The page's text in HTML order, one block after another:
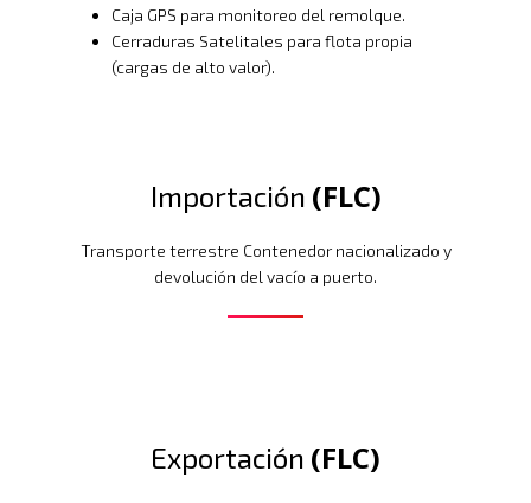
Caja GPS para monitoreo del remolque.
Cerraduras Satelitales para flota propia
(cargas de alto valor).
Importación (FLC)
Transporte terrestre Contenedor nacionalizado y
devolución del vacío a puerto.
Exportación (FLC)